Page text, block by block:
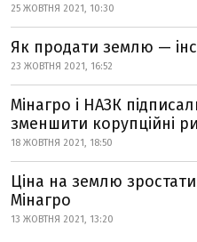
25 ЖОВТНЯ 2021, 10:30
Як продати землю —
23 ЖОВТНЯ 2021, 16:52
Мінагро і НАЗК
зменшити корупційні
18 ЖОВТНЯ 2021, 18:50
Ціна на землю
Мінагро
13 ЖОВТНЯ 2021, 13:20